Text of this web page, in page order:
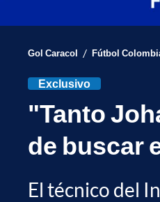
Gol Caracol / Fútbol
Exclusivo
"Tanto
de buscar
El técnico del